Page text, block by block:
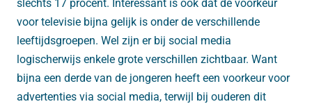
slechts 17 procent. Interessant is ook dat de voorkeur
voor televisie bijna gelijk is onder de verschillende
leeftijdsgroepen. Wel zijn er bij social media
logischerwijs enkele grote verschillen zichtbaar. Want
bijna een derde van de jongeren heeft een voorkeur voor
advertenties via social media, terwijl bij ouderen dit